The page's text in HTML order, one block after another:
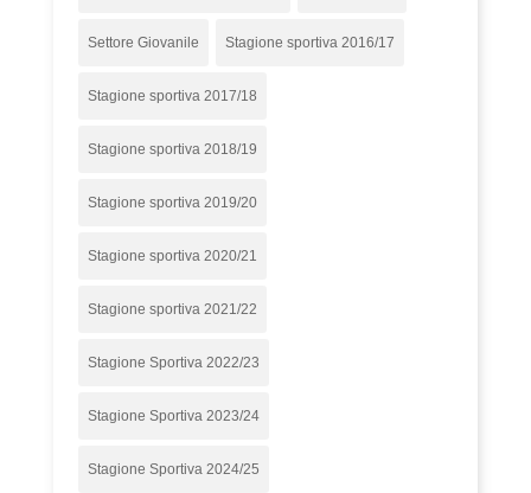
Settore Giovanile Stagione sportiva 2016/17
Stagione sportiva 2017/18
Stagione sportiva 2018/19
Stagione sportiva 2019/20
Stagione sportiva 2020/21
Stagione sportiva 2021/22
Stagione Sportiva 2022/23
Stagione Sportiva 2023/24
Stagione Sportiva 2024/25